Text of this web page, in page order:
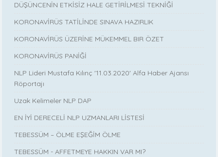
DÜŞÜNCENİN ETKİSİZ HALE GETİRİLMESİ TEKNİĞİ
KORONAVİRÜS TATİLİNDE SINAVA HAZIRLIK
KORONAVİRÜS ÜZERİNE MÜKEMMEL BIR ÖZET
KORONAVİRÜS PANİĞİ
NLP Lideri Mustafa Kılınç '11.03.2020' Alfa Haber Ajansı
Röportajı
Uzak Kelimeler NLP DAP
EN İYİ DERECELİ NLP UZMANLARI LİSTESİ
TEBESSÜM – ÖLME EŞEĞİM ÖLME
TEBESSÜM - AFFETMEYE HAKKIN VAR MI?